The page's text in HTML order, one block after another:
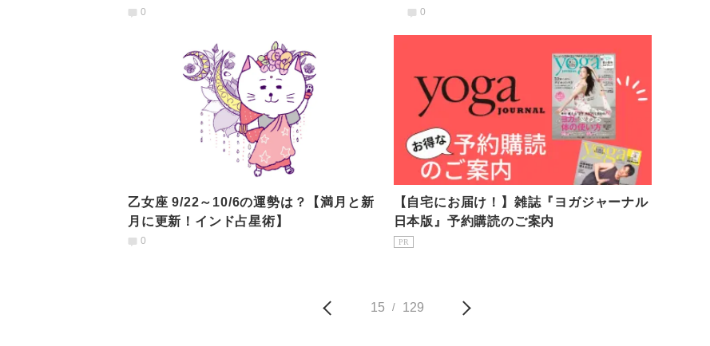
0 0
乙女座 9/22～10/6の運勢は？【満月と新
月に更新！インド占星術】
0
【自宅にお届け！】雑誌『ヨガジャーナル
日本版』予約購読のご案内
PR
15 / 129